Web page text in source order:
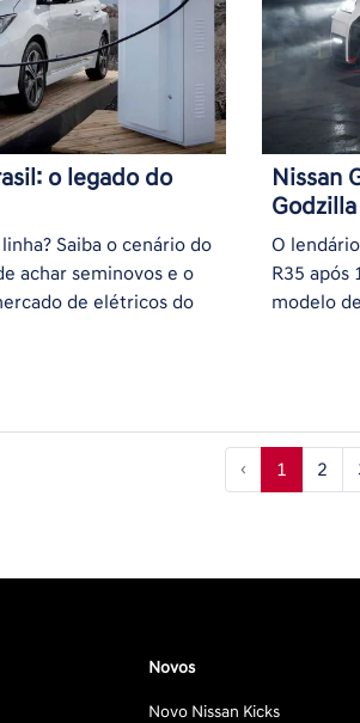
o legado do
Saiba o cenário do
achar seminovos e o
de elétricos do
Nissan
O
R35 após
modelo
‹ 1 2
Novos
Novo Nissan Kicks